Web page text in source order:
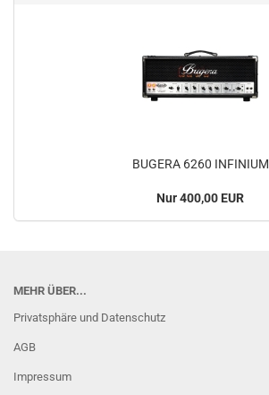
BUGERA 6260 INFINIUM
Nur 400,00 EUR
MEHR ÜBER...
Privatsphäre und Datenschutz
AGB
Impressum